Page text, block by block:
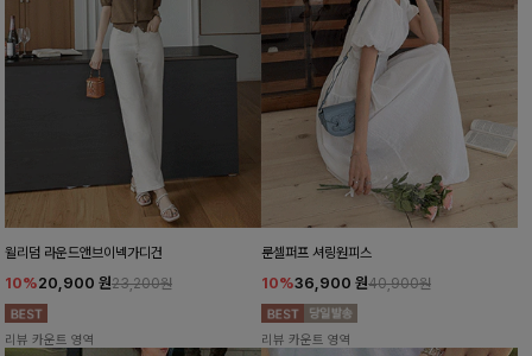
윌리덤 라운드앤브이넥가디건
10%20,900 원23,200원
리뷰 카운트 영역
룬셀퍼프 셔링원피스
10%36,900 원40,900원
리뷰 카운트 영역